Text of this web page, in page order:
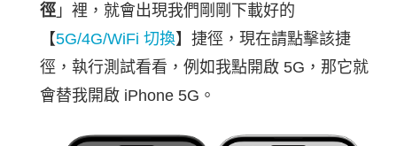
徑 」裡，就會出現我們剛剛下載好的
【5G/4G/WiFi 切換】捷徑，現在請點擊該捷
徑，執行測試看看，例如我點開啟 5G，那它就
會替我開啟 iPhone 5G。